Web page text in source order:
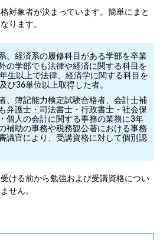
対象者が決まっています。簡単にまと
ります。
、経済系の履修科目がある学部を卒業
の学部でも法律や経済に関する科目を
生以上で法律、経済学に関する科目を
び36単位以上取得した者。
、簿記能力検定試験合格者、会計士補
弁護士・司法書士・行政書士・社会保
個人の会計に関する事務の業務に3年
補助の事務や税務観公著における事務
議官により、受講資格に対して個別認
ける前から勉強および受講資格につい
せん。